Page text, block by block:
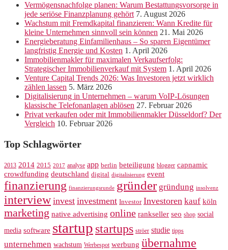
Vermögensnachfolge planen: Warum Bestattungsvorsorge in
jede seriöse Finanzplanung gehört 7. August 2026
Wachstum mit Fremdkapital finanzieren: Wann Kredite für
kleine Unternehmen sinnvoll sein können 21. Mai 2026
Energieberatung Einfamilienhaus – So sparen Eigentümer
langfristig Energie und Kosten 1. April 2026
Immobilienmakler für maximalen Verkaufserfolg:
Strategischer Immobilienverkauf mit System 1. April 2026
Venture Capital Trends 2026: Was Investoren jetzt wirklich
zählen lassen 5. März 2026
Digitalisierung in Unternehmen – warum VoIP-Lösungen
klassische Telefonanlagen ablösen 27. Februar 2026
Privat verkaufen oder mit Immobilienmakler Düsseldorf? Der
Vergleich 10. Februar 2026
Top Schlagwörter
2013 2014 2015 2017 analyse app berlin beteiligung blogger capnamic
crowdfunding deutschland digital digitalisierung event
finanzierung finanzierungsrunde gründer gründung insolvenz
interview invest investment Investor Investoren kauf köln
marketing native advertising online rankseller seo shop social
media software startup startups ströer studie tipps
unternehmen wachstum Werbespot werbung übernahme